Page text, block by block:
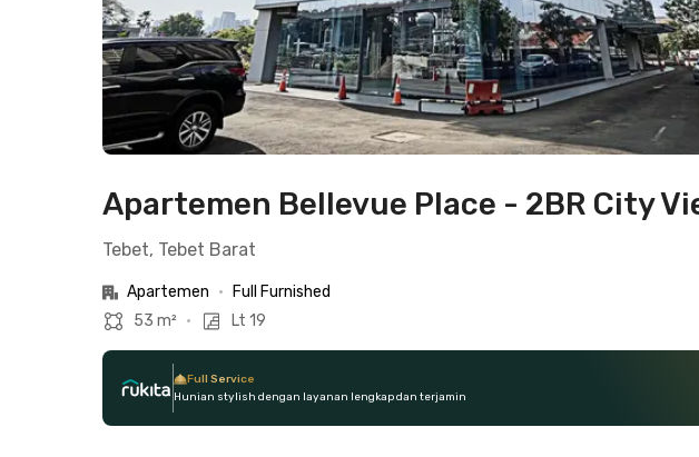
Apartemen Bellevue Place - 2BR City
Tebet, Tebet Barat
Apartemen •
Full Furnished
53 m² • Lt 19
Full Service
Hunian stylish dengan layanan lengkap dan terjamin